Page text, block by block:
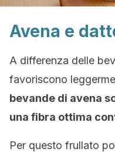
Avena e
A differenza delle
favoriscono
bevande di avena
una fibra ottima
Per questo frullato